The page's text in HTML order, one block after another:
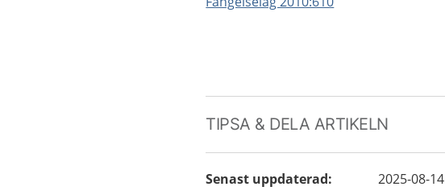
TIPSA & DELA ARTIKELN
Senast uppdaterad:
2025-08-14